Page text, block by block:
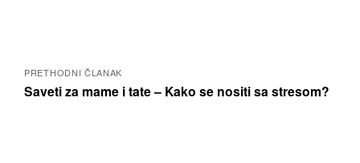
PRETHODNI ČLANAK
Saveti za mame i tate – Kako se nositi sa stresom?